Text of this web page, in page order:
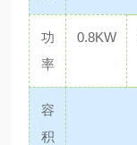
功
率
0.8KW
容
积